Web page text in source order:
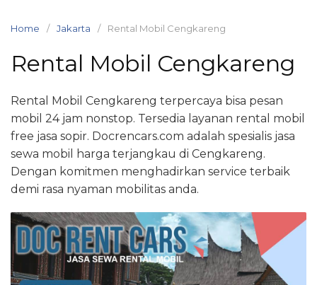
Home Jakarta Rental Mobil Cengkareng
Rental Mobil Cengkareng
Rental Mobil Cengkareng terpercaya bisa pesan
mobil 24 jam nonstop. Tersedia layanan rental mobil
free jasa sopir. Docrencars.com adalah spesialis jasa
sewa mobil harga terjangkau di Cengkareng.
Dengan komitmen menghadirkan service terbaik
demi rasa nyaman mobilitas anda.